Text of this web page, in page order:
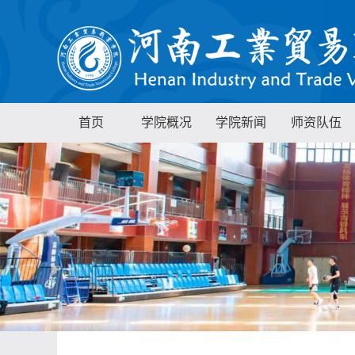
首页 学院概况 学院新闻 师资队伍